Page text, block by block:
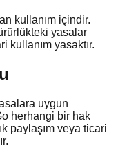
kullanım içindir.
yasalar
kullanım yasaktır.
uygun
herhangi bir hak
paylaşım veya ticari